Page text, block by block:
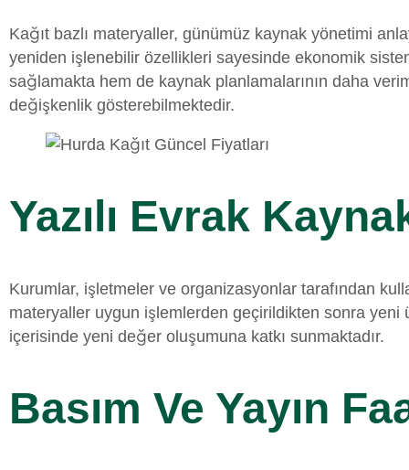
Kağıt bazlı materyaller, günümüz kaynak yönetimi
yeniden işlenebilir özellikleri sayesinde ekonomik
sağlamakta hem de kaynak planlamalarının daha
değişkenlik gösterebilmektedir.
Yazılı Evrak
Kurumlar, işletmeler ve organizasyonlar tarafından
materyaller uygun işlemlerden geçirildikten sonra yeni
içerisinde yeni değer oluşumuna katkı sunmaktadır.
Basım Ve Yayın